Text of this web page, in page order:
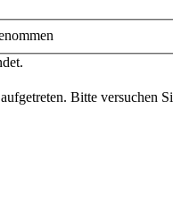
Bitte versuchen